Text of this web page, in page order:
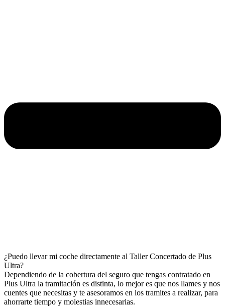
¿Puedo llevar mi coche directamente al Taller Concertado de Plus
Ultra?
Dependiendo de la cobertura del seguro que tengas contratado en
Plus Ultra la tramitación es distinta, lo mejor es que nos llames y nos
cuentes que necesitas y te asesoramos en los tramites a realizar, para
ahorrarte tiempo y molestias innecesarias.